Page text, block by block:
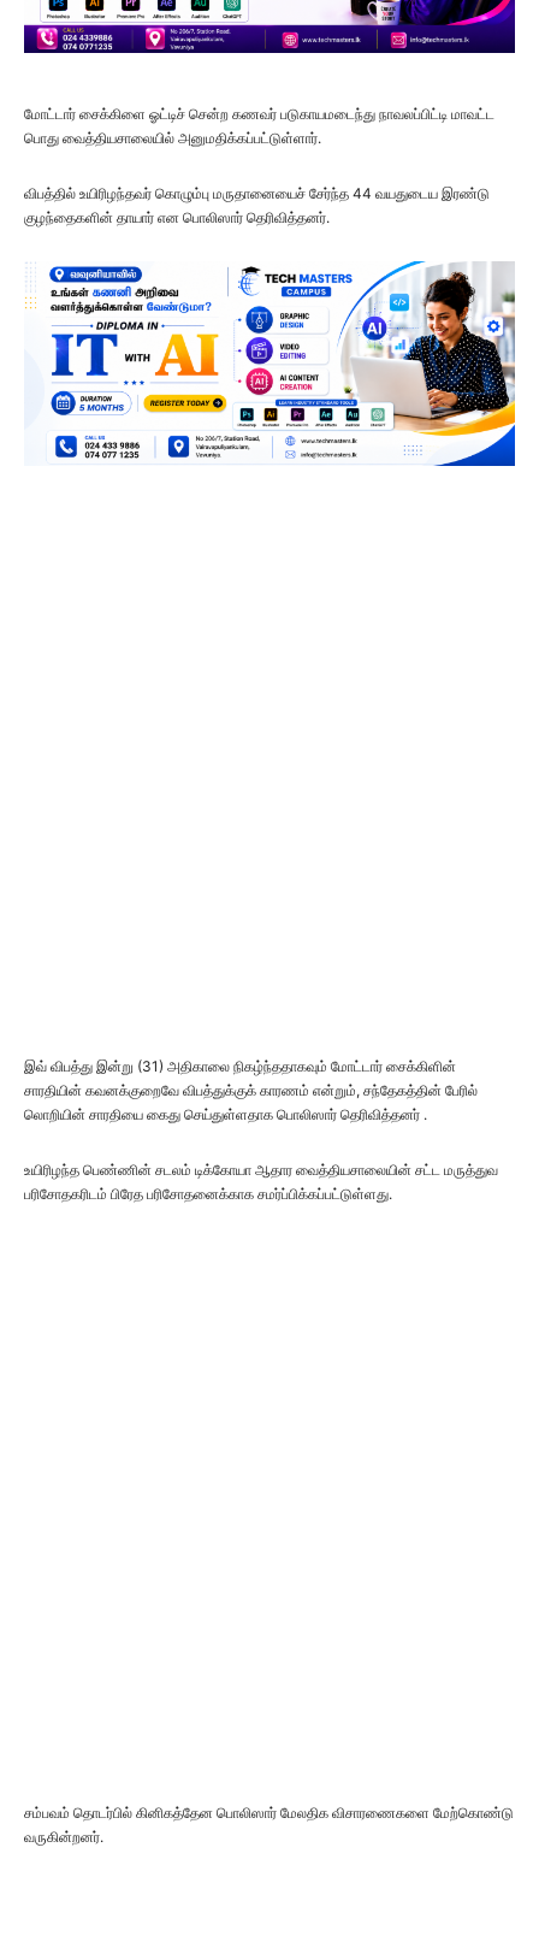
மோட்டார் சைக்கிளை ஓட்டிச் சென்ற கணவர் படுகாயமடைந்து நாவலப்பிட்டி மாவட்ட
பொது வைத்தியசாலையில் அனுமதிக்கப்பட்டுள்ளார்.
விபத்தில் உயிரிழந்தவர் கொழும்பு மருதானையைச் சேர்ந்த 44 வயதுடைய இரண்டு
குழந்தைகளின் தாயார் என பொலிஸார் தெரிவித்தனர்.
இவ் விபத்து இன்று (31) அதிகாலை நிகழ்ந்ததாகவும் மோட்டார் சைக்கிளின்
சாரதியின் கவனக்குறைவே விபத்துக்குக் காரணம் என்றும், சந்தேகத்தின் பேரில்
லொறியின் சாரதியை கைது செய்துள்ளதாக பொலிஸார் தெரிவித்தனர் .
உயிரிழந்த பெண்ணின் சடலம் டிக்கோயா ஆதார வைத்தியசாலையின் சட்ட மருத்துவ
பரிசோதகரிடம் பிரேத பரிசோதனைக்காக சமர்ப்பிக்கப்பட்டுள்ளது.
சம்பவம் தொடர்பில் கினிகத்தேன பொலிஸார் மேலதிக விசாரணைகளை மேற்கொண்டு
வருகின்றனர்.